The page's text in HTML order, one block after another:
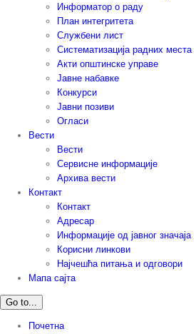
Информатор о раду
План интегритета
Службени лист
Систематизација радних места
Акти општинске управе
Јавне набавке
Конкурси
Јавни позиви
Огласи
Вести
Вести
Сервисне информације
Архива вести
Контакт
Контакт
Адресар
Информације од јавног значаја
Корисни линкови
Најчешћа питања и одговори
Мапа сајта
Go to...
Почетна